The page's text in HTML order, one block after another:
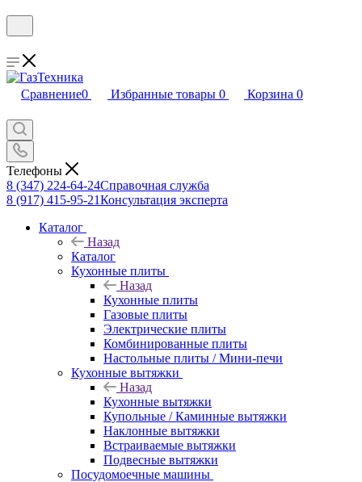
Сравнение0 Избранные товары 0 Корзина 0
Телефоны
8 (347) 224-64-24Справочная служба
8 (917) 415-95-21Консультация эксперта
Каталог
Назад
Каталог
Кухонные плиты
Назад
Кухонные плиты
Газовые плиты
Электрические плиты
Комбинированные плиты
Настольные плиты / Мини-печи
Кухонные вытяжки
Назад
Кухонные вытяжки
Купольные / Каминные вытяжки
Наклонные вытяжки
Встраиваемые вытяжки
Подвесные вытяжки
Посудомоечные машины